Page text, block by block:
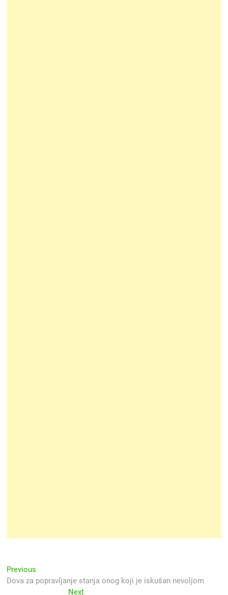
Navigacija
objava
Previous
post:
Dova za popravljanje stanja onog koji je iskušan nevoljom
NextNext